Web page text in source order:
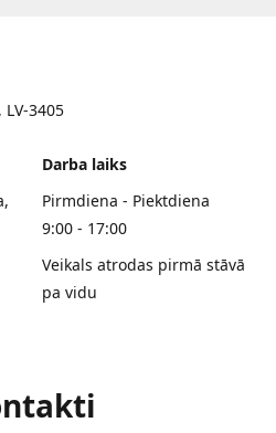
3405
Darba laiks
Pirmdiena - Piektdiena
9:00 - 17:00
Veikals atrodas pirmā stāvā
pa vidu